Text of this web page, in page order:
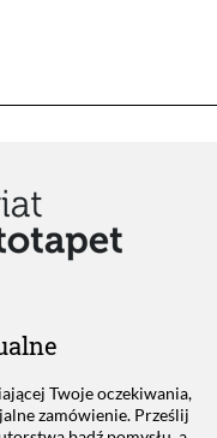
Twoje oczekiwania,
zamówienie. Prześlij